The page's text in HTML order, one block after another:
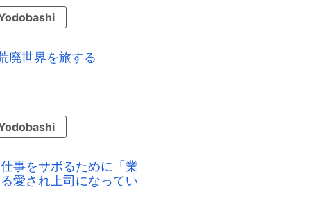
廃世界を旅する
事をサボるために「業
愛され上司になってい